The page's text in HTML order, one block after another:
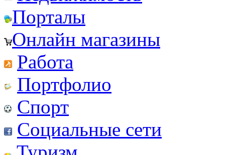
Порталы
Онлайн магазины
Работа
Портфолио
Спорт
Социальные сети